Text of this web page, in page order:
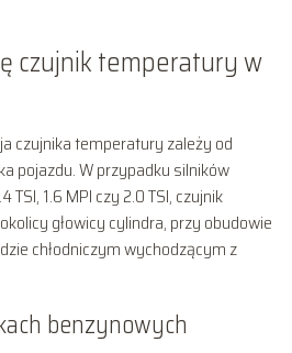
czujnik temperatury w
czujnika temperatury zależy od
pojazdu. W przypadku silników
TSI, 1.6 MPI czy 2.0 TSI, czujnik
głowicy cylindra, przy obudowie
chłodniczym wychodzącym z
benzynowych